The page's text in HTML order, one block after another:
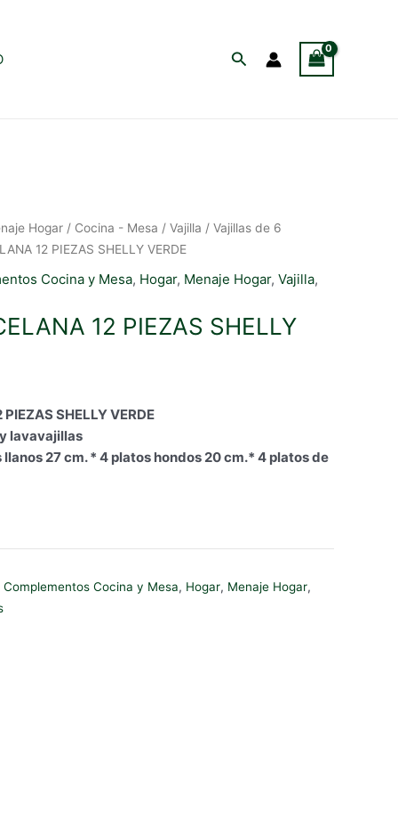
Buscar
Hogar / Cocina - Mesa / Vajilla / Vajillas de 6
12 PIEZAS SHELLY VERDE
Cocina y Mesa, Hogar, Menaje Hogar, Vajilla,
12 PIEZAS SHELLY
SHELLY VERDE
lavavajillas
27 cm. * 4 platos hondos 20 cm.* 4 platos de
Complementos Cocina y Mesa, Hogar, Menaje Hogar,